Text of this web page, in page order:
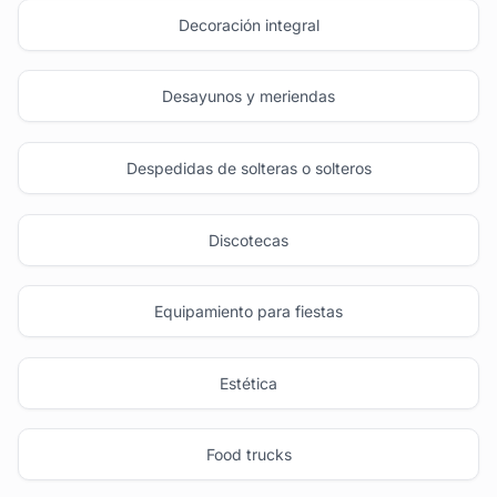
Decoración integral
Desayunos y meriendas
Despedidas de solteras o solteros
Discotecas
Equipamiento para fiestas
Estética
Food trucks